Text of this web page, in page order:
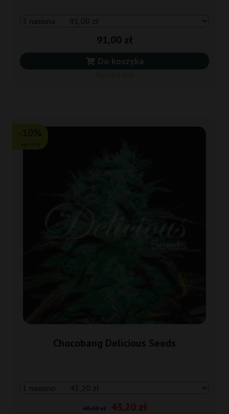
91,00 zł
Do koszyka
Chocobang Delicious Seeds
43,20 zł